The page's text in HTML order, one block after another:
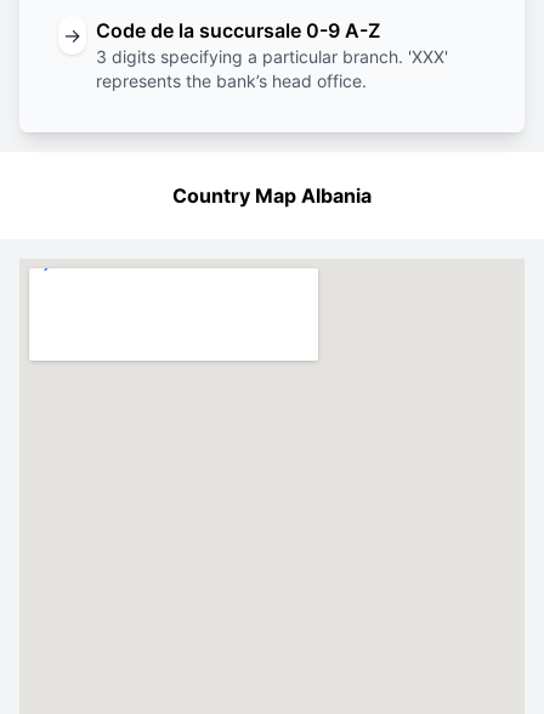
→ Code de la succursale 0-9 A-Z
3 digits specifying a particular branch. 'XXX'
represents the bank’s head office.
Country Map Albania